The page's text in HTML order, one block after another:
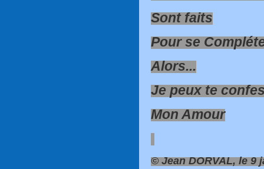
Sont faits
Pour se
Alors...
Je peux te
Mon Amour
© Jean DORVAL, le 9